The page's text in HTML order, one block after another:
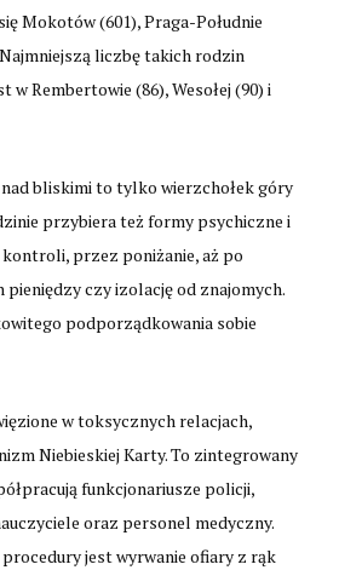
Mokotów (601), Praga-Południe
liczbę takich rodzin
Rembertowie (86), Wesołej (90) i
bliskimi to tylko wierzchołek góry
przybiera też formy psychiczne i
kontroli, przez poniżanie, aż po
pieniędzy czy izolację od znajomych.
podporządkowania sobie
w toksycznych relacjach,
Niebieskiej Karty. To zintegrowany
funkcjonariusze policji,
oraz personel medyczny.
procedury jest wyrwanie ofiary z rąk